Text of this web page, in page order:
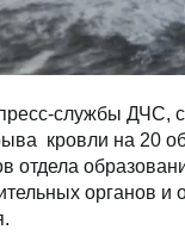
службы ДЧС,
кровли на 20
отдела
органов и